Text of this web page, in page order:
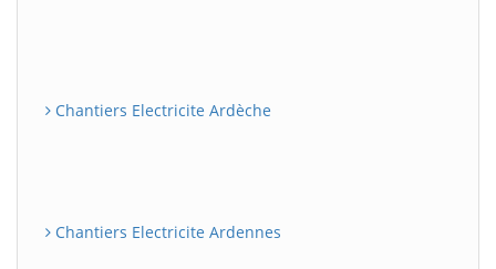
Chantiers Electricite Ardèche
Chantiers Electricite Ardennes